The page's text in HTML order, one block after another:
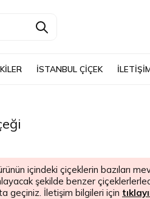
İSTANBUL ÇİÇEK
içindeki çiçeklerin bazıları
şekilde benzer
geçiniz. İletişim bilgileri için